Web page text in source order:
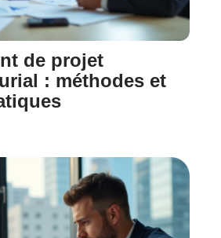
de projet
: méthodes et